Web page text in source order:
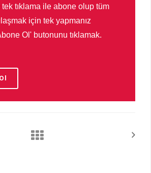
tıklama ile abone olup tüm
için tek yapmanız
Ol' butonunu tıklamak.